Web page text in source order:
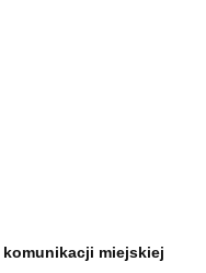
miejskiej